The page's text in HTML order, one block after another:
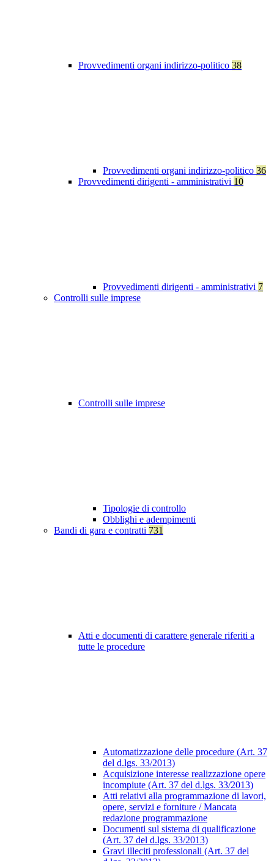
Provvedimenti organi indirizzo-politico 38
Provvedimenti organi indirizzo-politico 36
Provvedimenti dirigenti - amministrativi 10
Provvedimenti dirigenti - amministrativi 7
Controlli sulle imprese
Controlli sulle imprese
Tipologie di controllo
Obblighi e adempimenti
Bandi di gara e contratti 731
Atti e documenti di carattere generale riferiti a
tutte le procedure
Automatizzazione delle procedure (Art. 37
del d.lgs. 33/2013)
Acquisizione interesse realizzazione opere
incompiute (Art. 37 del d.lgs. 33/2013)
Atti relativi alla programmazione di lavori,
opere, servizi e forniture / Mancata
redazione programmazione
Documenti sul sistema di qualificazione
(Art. 37 del d.lgs. 33/2013)
Gravi illeciti professionali (Art. 37 del